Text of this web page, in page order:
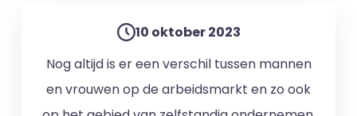
10 oktober 2023
Nog altijd is er een verschil tussen mannen
en vrouwen op de arbeidsmarkt en zo ook